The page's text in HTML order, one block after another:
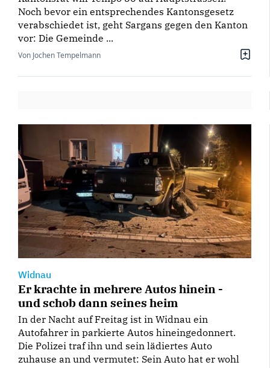
Noch bevor ein entsprechendes Kantonsgesetz
verabschiedet ist, geht Sargans gegen den Kanton
vor: Die Gemeinde ...
Von Jochen Tempelmann
Widnau
Er krachte in mehrere Autos hinein -
und schob dann seines heim
In der Nacht auf Freitag ist in Widnau ein
Autofahrer in parkierte Autos hineingedonnert.
Die Polizei traf ihn und sein lädiertes Auto
zuhause an und vermutet: Sein Auto hat er wohl